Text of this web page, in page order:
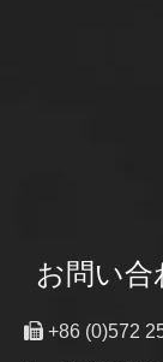
お問い合
 +86 (0)572